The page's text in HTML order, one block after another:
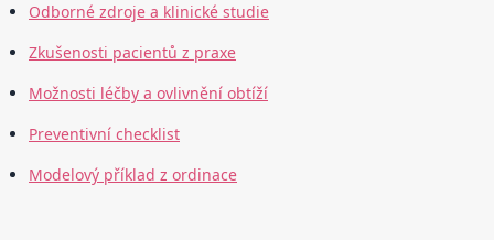
Odborné zdroje a klinické studie
Zkušenosti pacientů z praxe
Možnosti léčby a ovlivnění obtíží
Preventivní checklist
Modelový příklad z ordinace